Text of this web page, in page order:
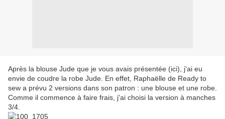
Après la blouse Jude que je vous avais présentée (ici), j'ai eu
envie de coudre la robe Jude. En effet, Raphaëlle de Ready to
sew a prévu 2 versions dans son patron : une blouse et une robe.
Comme il commence à faire frais, j'ai choisi la version à manches
3/4.